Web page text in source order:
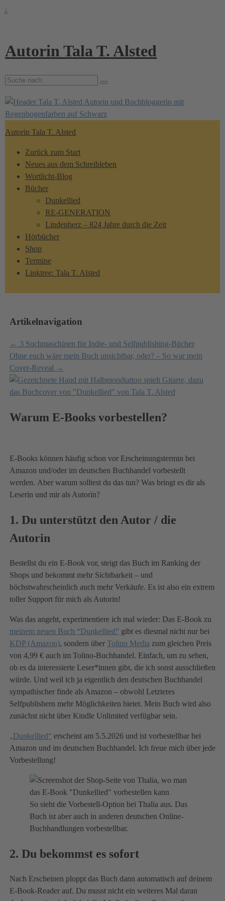
↓
Autorin Tala T. Alsted
Suche
Autorin Tala T. Alsted
Zurück zum Start
Neues aus dem Schreibleben
Wortlicht-Blog
Bücher
Dunkellied
RE-GENERATION
Lindenherz – 824 Jahre durch die Zeit
Hörbücher
Shop
Termine
Linktree: Tala T. Alsted
Artikelnavigation
← 3 Suchmaschinen für Indie- und Selfpublishing-Bücher
Ohne euch wäre mein Buch unsichtbar, oder? – So war mein
Cover-Reveal →
Warum E-Books vorbestellen?
E-Books können häufig schon vor Erscheinungstermin bei
Amazon und/oder im deutschen Buchhandel vorbestellt
werden. Aber warum solltest du das tun? Was bringt es dir als
Leserin und mir als Autorin?
1. Du unterstützt den Autor / die
Autorin
Bestellst du ein E-Book vor, steigt das Buch im Ranking der
Shops und bekommt mehr Sichtbarkeit – und
höchstwahrscheinlich auch mehr Verkäufe. Es ist also ein extrem
toller Support für mich als Autorin!
Was das angeht, experimentiere ich mal wieder: Das E-Book zu
meinem neuen Buch “Dunkellied” gibt es diesmal nicht nur bei
KDP (Amazon), sondern über Tolino Media zum gleichen Preis
von 4,99 € auch im Tolino-Buchhandel. Einfach, um zu sehen,
ob es da interessierte Leser*innen gibt, die ich sonst ausschließen
würde. Und weil ich ja eigentlich den deutschen Buchhandel
sympathischer finde als Amazon – obwohl Letzteres
Selfpublishern mehr Möglichkeiten bietet. Mein Buch wird also
zunächst nicht über Kindle Unlimited verfügbar sein.
„Dunkellied“ erscheint am 5.5.2026 und ist vorbestellbar bei
Amazon und im deutschen Buchhandel. Ich freue mich über jede
Vorbestellung!
So sieht die Vorbestell-Option bei Thalia aus. Das
Buch ist aber auch in anderen deutschen Online-
Buchhandlungen vorbestellbar.
2. Du bekommst es sofort
Nach Erscheinen ploppt das Buch dann automatisch auf deinem
E-Book-Reader auf. Du musst nicht ein weiteres Mal daran